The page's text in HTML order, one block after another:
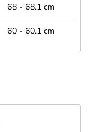
68 - 68.1 cm
60 - 60.1 cm